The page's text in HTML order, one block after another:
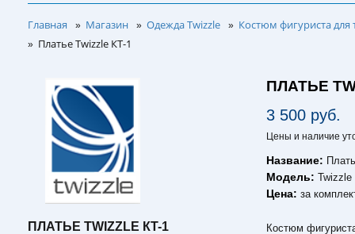
Главная » Магазин » Одежда Twizzle » Костюм фигуриста для
» Платье Twizzle КT-1
ПЛАТЬЕ TWIZZLE КT-1
ПЛАТЬЕ
3 500 руб.
Цены и наличие
Название:
Модель:Twizzle
Цена:за
Костюм